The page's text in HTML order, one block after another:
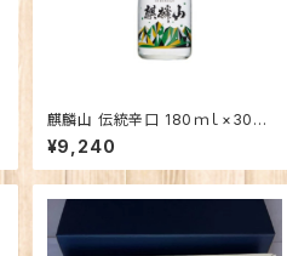
麒麟山 伝統辛口 180ｍｌ×30本
（1ケース）
¥9,240